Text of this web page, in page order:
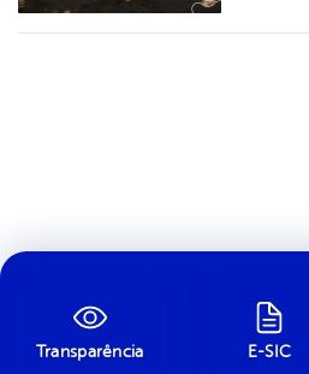
Transparência E-SIC